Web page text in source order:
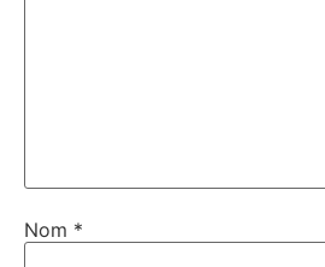
Nom *